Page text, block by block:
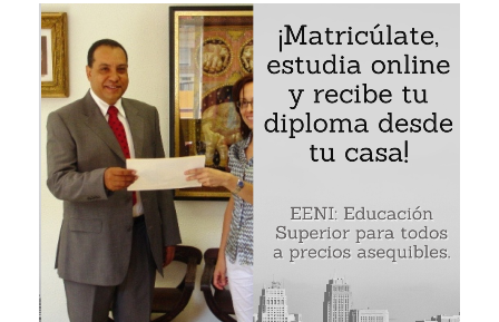
El hombre de negocios y filántropo
estadounidense Philip Anschutz
La empresa petrolera Circle A Drilling
Fundación Anschutz
Ejemplo: Philip Anschutz (empresario y filántropo
presbiteriano)